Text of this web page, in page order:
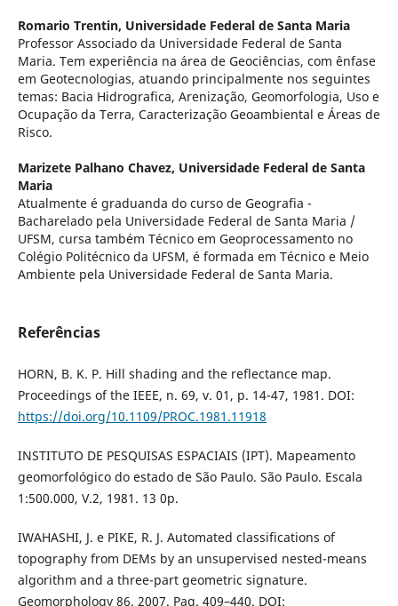
Romario Trentin, Universidade Federal de Santa Maria
Professor Associado da Universidade Federal de Santa
Maria. Tem experiência na área de Geociências, com ênfase
em Geotecnologias, atuando principalmente nos seguintes
temas: Bacia Hidrografica, Arenização, Geomorfologia, Uso e
Ocupação da Terra, Caracterização Geoambiental e Áreas de
Risco.
Marizete Palhano Chavez, Universidade Federal de Santa
Maria
Atualmente é graduanda do curso de Geografia -
Bacharelado pela Universidade Federal de Santa Maria /
UFSM, cursa também Técnico em Geoprocessamento no
Colégio Politécnico da UFSM, é formada em Técnico e Meio
Ambiente pela Universidade Federal de Santa Maria.
Referências
HORN, B. K. P. Hill shading and the reflectance map.
Proceedings of the IEEE, n. 69, v. 01, p. 14-47, 1981. DOI:
https://doi.org/10.1109/PROC.1981.11918
INSTITUTO DE PESQUISAS ESPACIAIS (IPT). Mapeamento
geomorfológico do estado de São Paulo. São Paulo. Escala
1:500.000, V.2, 1981. 13 0p.
IWAHASHI, J. e PIKE, R. J. Automated classifications of
topography from DEMs by an unsupervised nested-means
algorithm and a three-part geometric signature.
Geomorphology 86. 2007. Pag. 409–440. DOI: